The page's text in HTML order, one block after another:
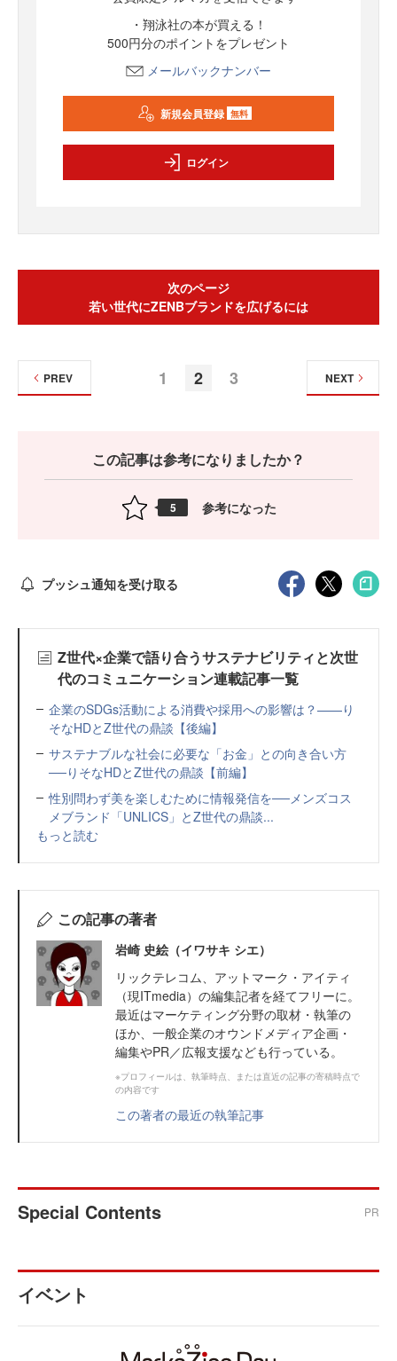
・翔泳社の本が買える！
500円分のポイントをプレゼント
メールバックナンバー
新規会員登録 無料
ログイン
次のページ
若い世代にZENBブランドを広げるには
1 2 3
PREV NEXT
この記事は参考になりましたか？
5 参考になった
プッシュ通知を受け取る
Z世代×企業で語り合うサステナビリティと次世
代のコミュニケーション連載記事一覧
企業のSDGs活動による消費や採用への影響は？——り
そなHDとZ世代の鼎談【後編】
サステナブルな社会に必要な「お金」との向き合い方
──りそなHDとZ世代の鼎談【前編】
性別問わず美を楽しむために情報発信を──メンズコス
メブランド「UNLICS」とZ世代の鼎談...
もっと読む
この記事の著者
岩崎 史絵（イワサキ シエ）
リックテレコム、アットマーク・アイティ
（現ITmedia）の編集記者を経てフリーに。
最近はマーケティング分野の取材・執筆の
ほか、一般企業のオウンドメディア企画・
編集やPR／広報支援なども行っている。
※プロフィールは、執筆時点、または直近の記事の寄稿時点で
の内容です
この著者の最近の執筆記事
Special Contents PR
イベント